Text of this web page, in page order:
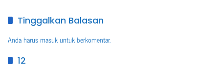
Tinggalkan Balasan
Anda harusmasukuntuk berkomentar.
12